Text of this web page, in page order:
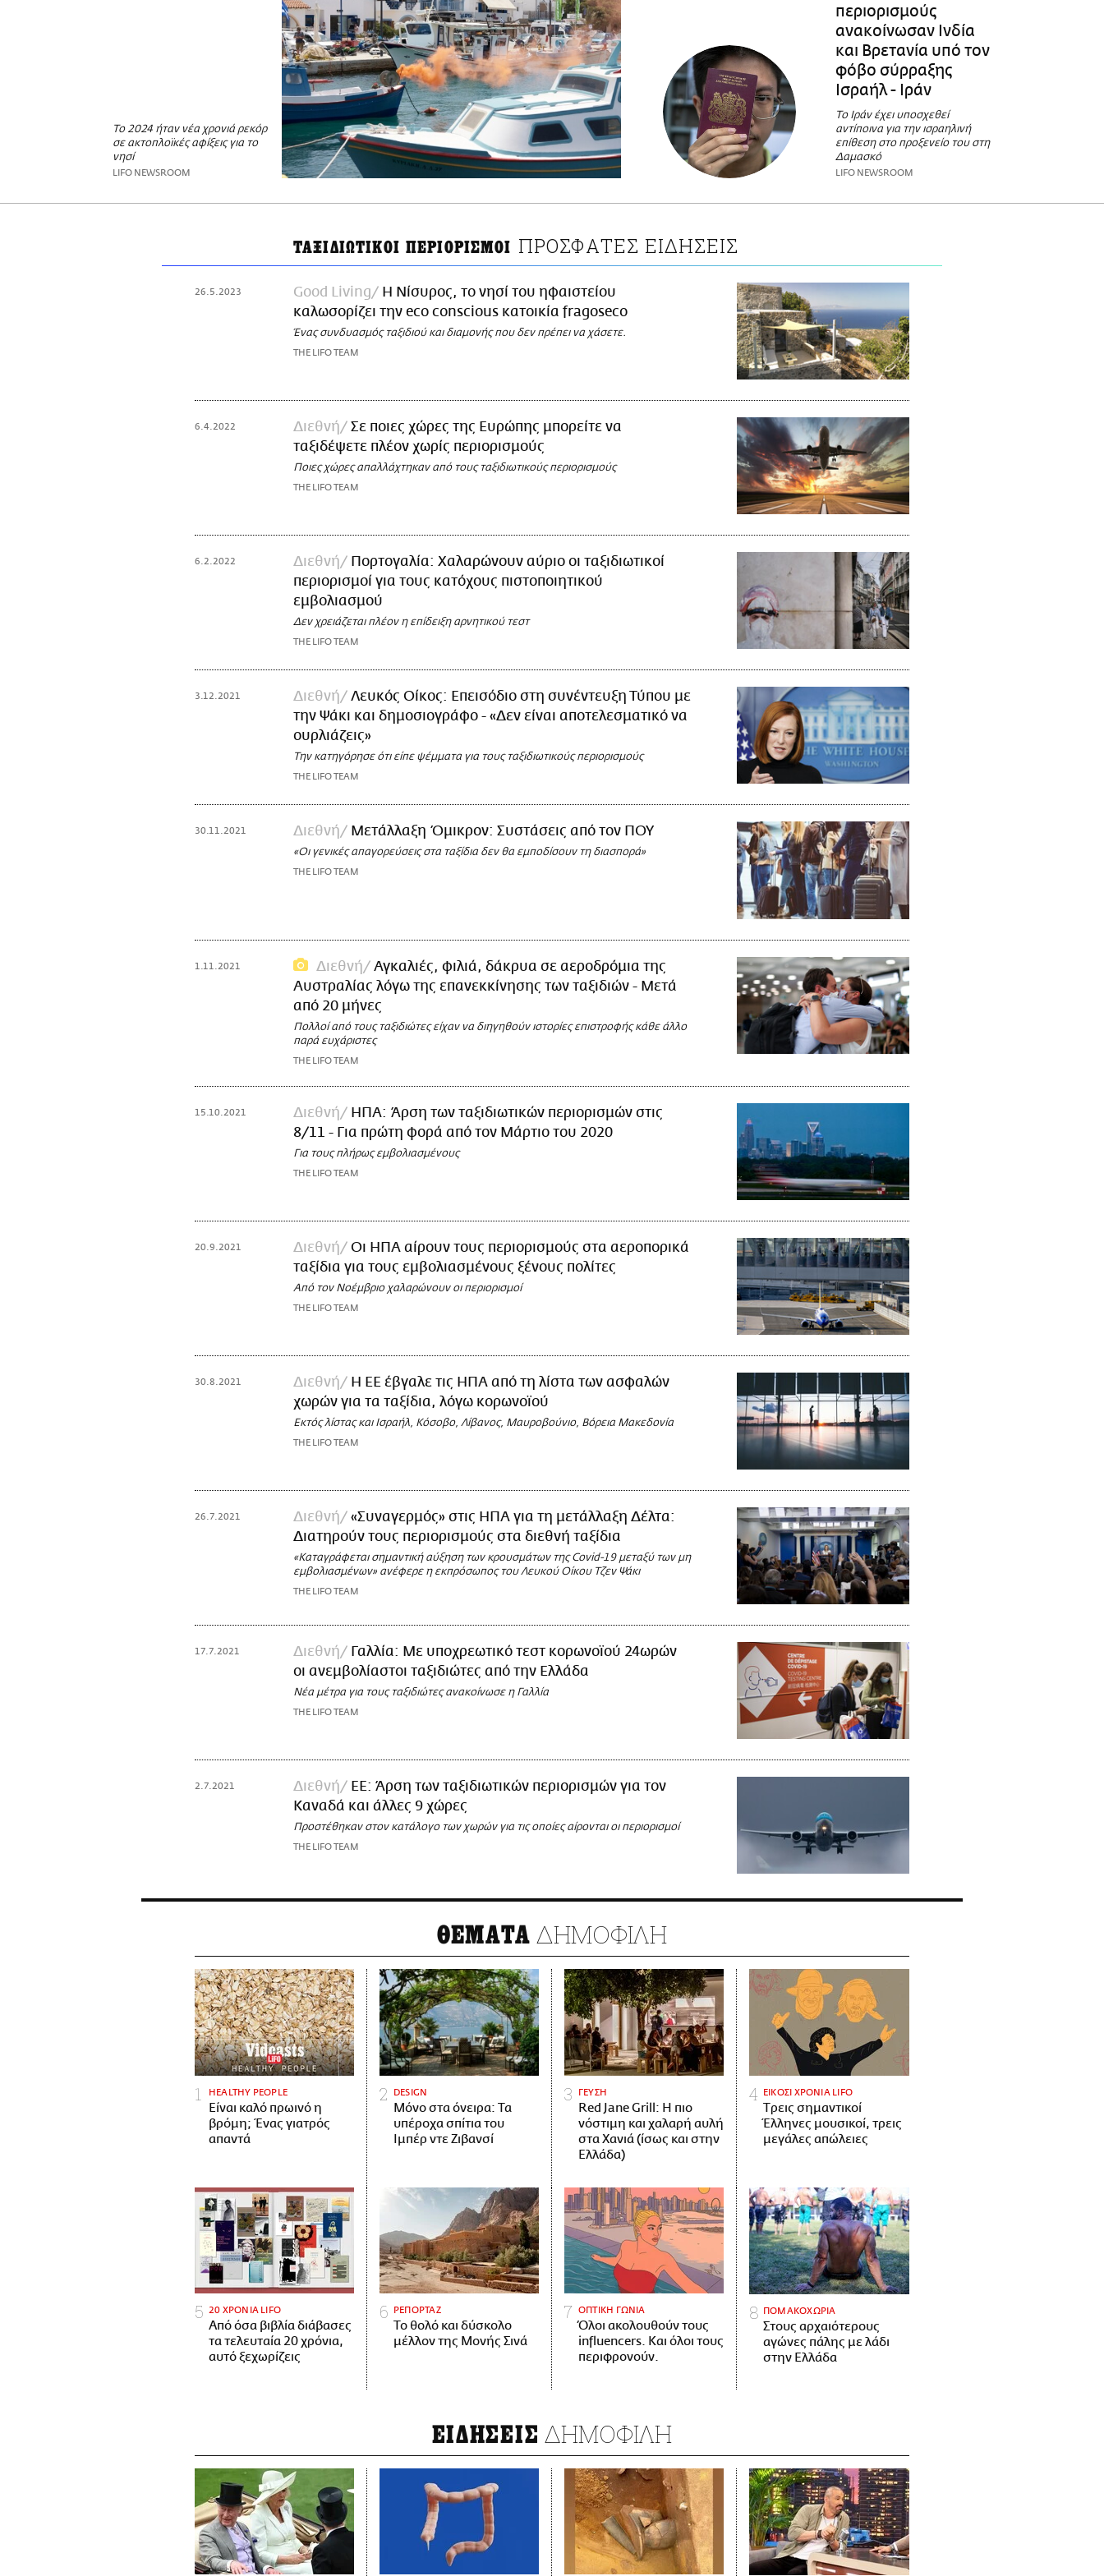
Το 2024 ήταν νέα χρονιά ρεκόρ
σε ακτοπλοϊκές αφίξεις για το
νησί
LIFO NEWSROOM
περιορισμούς
ανακοίνωσαν Ινδία
και Βρετανία υπό τον
φόβο σύρραξης
Ισραήλ - Ιράν
Το Ιράν έχει υποσχεθεί
αντίποινα για την ισραηλινή
επίθεση στο προξενείο του στη
Δαμασκό
LIFO NEWSROOM
ΤΑΞΙΔΙΩΤΙΚΟΙ ΠΕΡΙΟΡΙΣΜΟΙ ΠΡΟΣΦΑΤΕΣ ΕΙΔΗΣΕΙΣ
26.5.2023 Good Living
Η Νίσυρος, το νησί του ηφαιστείου
καλωσορίζει την eco conscious κατοικία fragoseco
Ένας συνδυασμός ταξιδιού και διαμονής που δεν πρέπει να χάσετε.
THE LIFO TEAM
6.4.2022 Διεθνή
Σε ποιες χώρες της Ευρώπης μπορείτε να
ταξιδέψετε πλέον χωρίς περιορισμούς
Ποιες χώρες απαλλάχτηκαν από τους ταξιδιωτικούς περιορισμούς
THE LIFO TEAM
6.2.2022 Διεθνή
Πορτογαλία: Χαλαρώνουν αύριο οι ταξιδιωτικοί
περιορισμοί για τους κατόχους πιστοποιητικού
εμβολιασμού
Δεν χρειάζεται πλέον η επίδειξη αρνητικού τεστ
THE LIFO TEAM
3.12.2021 Διεθνή
Λευκός Οίκος: Επεισόδιο στη συνέντευξη Τύπου με
την Ψάκι και δημοσιογράφο - «Δεν είναι αποτελεσματικό να
ουρλιάζεις»
Την κατηγόρησε ότι είπε ψέμματα για τους ταξιδιωτικούς περιορισμούς
THE LIFO TEAM
30.11.2021 Διεθνή Μετάλλαξη Όμικρον: Συστάσεις από τον ΠΟΥ
«Οι γενικές απαγορεύσεις στα ταξίδια δεν θα εμποδίσουν τη διασπορά»
THE LIFO TEAM
1.11.2021 Διεθνή
Αγκαλιές, φιλιά, δάκρυα σε αεροδρόμια της
Αυστραλίας λόγω της επανεκκίνησης των ταξιδιών - Μετά
από 20 μήνες
Πολλοί από τους ταξιδιώτες είχαν να διηγηθούν ιστορίες επιστροφής κάθε άλλο
παρά ευχάριστες
THE LIFO TEAM
15.10.2021 Διεθνή
ΗΠΑ: Άρση των ταξιδιωτικών περιορισμών στις
8/11 - Για πρώτη φορά από τον Μάρτιο του 2020
Για τους πλήρως εμβολιασμένους
THE LIFO TEAM
20.9.2021 Διεθνή
Οι ΗΠΑ αίρουν τους περιορισμούς στα αεροπορικά
ταξίδια για τους εμβολιασμένους ξένους πολίτες
Από τον Νοέμβριο χαλαρώνουν οι περιορισμοί
THE LIFO TEAM
30.8.2021 Διεθνή
Η ΕΕ έβγαλε τις ΗΠΑ από τη λίστα των ασφαλών
χωρών για τα ταξίδια, λόγω κορωνοϊού
Εκτός λίστας και Ισραήλ, Κόσοβο, Λίβανος, Μαυροβούνιο, Βόρεια Μακεδονία
THE LIFO TEAM
26.7.2021 Διεθνή
«Συναγερμός» στις ΗΠΑ για τη μετάλλαξη Δέλτα:
Διατηρούν τους περιορισμούς στα διεθνή ταξίδια
«Καταγράφεται σημαντική αύξηση των κρουσμάτων της Covid-19 μεταξύ των μη
εμβολιασμένων» ανέφερε η εκπρόσωπος του Λευκού Οίκου Τζεν Ψάκι
THE LIFO TEAM
17.7.2021 Διεθνή
Γαλλία: Με υποχρεωτικό τεστ κορωνοϊού 24ωρών
οι ανεμβολίαστοι ταξιδιώτες από την Ελλάδα
Νέα μέτρα για τους ταξιδιώτες ανακοίνωσε η Γαλλία
THE LIFO TEAM
2.7.2021 Διεθνή
EE: Άρση των ταξιδιωτικών περιορισμών για τον
Καναδά και άλλες 9 χώρες
Προστέθηκαν στον κατάλογο των χωρών για τις οποίες αίρονται οι περιορισμοί
THE LIFO TEAM
ΘΕΜΑΤΑ ΔΗΜΟΦΙΛΗ
HEALTHY PEOPLE
Είναι καλό πρωινό η
βρόμη; Ένας γιατρός
απαντά
DESIGN
Μόνο στα όνειρα: Τα
υπέροχα σπίτια του
Ιμπέρ ντε Ζιβανσί
ΓΕΥΣΗ
Red Jane Grill: Η πιο
νόστιμη και χαλαρή αυλή
στα Χανιά (ίσως και στην
Ελλάδα)
ΕΙΚΟΣΙ ΧΡΟΝΙΑ LIFO
Tρεις σημαντικοί
Έλληνες μουσικοί, τρεις
μεγάλες απώλειες
20 ΧΡΟΝΙΑ LIFO
Από όσα βιβλία διάβασες
τα τελευταία 20 χρόνια,
αυτό ξεχωρίζεις
ΡΕΠΟΡΤΑΖ
Το θολό και δύσκολο
μέλλον της Μονής Σινά
ΟΠΤΙΚΗ ΓΩΝΙΑ
Όλοι ακολουθούν τους
influencers. Και όλοι τους
περιφρονούν.
ΠΟΜΑΚΟΧΩΡΙΑ
Στους αρχαιότερους
αγώνες πάλης με λάδι
στην Ελλάδα
ΕΙΔΗΣΕΙΣ ΔΗΜΟΦΙΛΗ